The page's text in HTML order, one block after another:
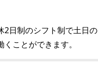
2日制のシフト制で土日の
ことができます。